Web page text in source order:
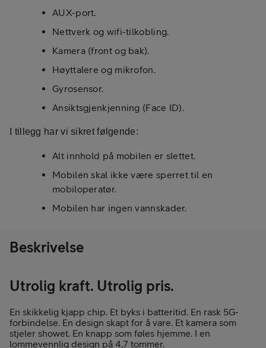
AUX-port.
Nettverk og wifi-tilkobling.
Kamera (front og bak).
Høyttalere og mikrofon.
Gyrosensor.
Ansiktsgjenkjenning (Face ID).
I tillegg har vi sikret følgende:
Alt innhold på mobilen er slettet.
Mobilen skal ikke være sperret til en
mobiloperatør.
Mobilen har ingen vannskader.
Beskrivelse
Utrolig kraft. Utrolig pris.
En skikkelig kjapp chip. Et byks i batteritid. En rask 5G-
forbindelse. En design skapt for å vare. Et kamera som
stjeler showet. En knapp som føles hjemme. I en
lommevennlig design på 4,7 tommer.